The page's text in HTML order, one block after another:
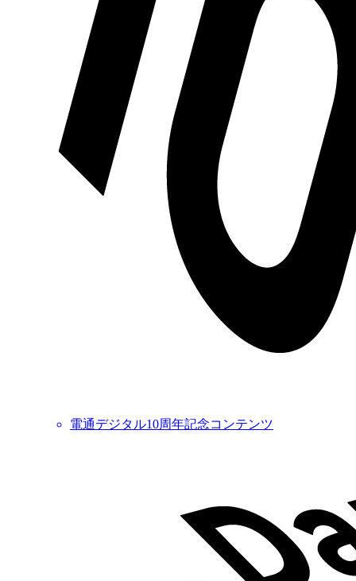
電通デジタル10周年記念コンテンツ